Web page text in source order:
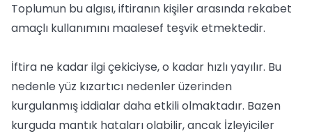
Toplumun bu algısı, iftiranın kişiler arasında rekabet
amaçlı kullanımını maalesef teşvik etmektedir.
İftira ne kadar ilgi çekiciyse, o kadar hızlı yayılır. Bu
nedenle yüz kızartıcı nedenler üzerinden
kurgulanmış iddialar daha etkili olmaktadır. Bazen
kurguda mantık hataları olabilir, ancak İzleyiciler